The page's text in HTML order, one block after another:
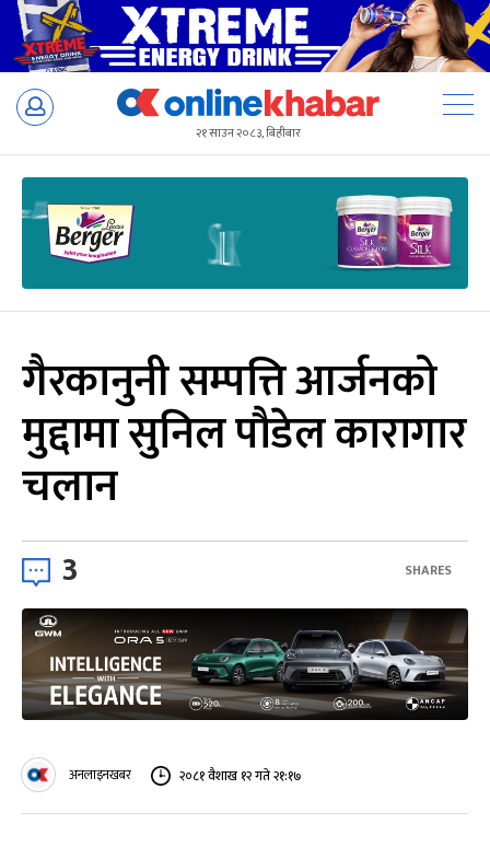
Skip
२१ साउन २०८३, बिहीबार
गैरकानुनी सम्पत्ति आर्जनको
मुद्दामा सुनिल पौडेल कारागार
चलान
3 SHARES
अनलाइनखबर २०८१ वैशाख १२ गते २१:१७